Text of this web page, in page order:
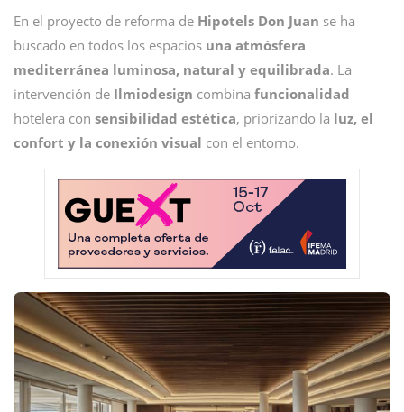
En el proyecto de reforma de Hipotels Don Juan se ha
buscado en todos los espacios una atmósfera
mediterránea luminosa, natural y equilibrada. La
intervención de Ilmiodesign combina funcionalidad
hotelera con sensibilidad estética, priorizando la luz, el
confort y la conexión visual con el entorno.